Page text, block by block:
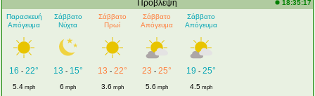
Πρόβλεψη
18:35:17
Παρασκευή
Απόγευμα
Σάββατο
Νύχτα
Σάββατο
Πρωί
Σάββατο
Απόγευμα
Σάββατο
Απόγευμα
16 -22° 13 - 15° 13 - 22° 23 - 25° 19 - 25°
5.4 mph 6 mph 3.6 mph 5.6 mph 4.5mph